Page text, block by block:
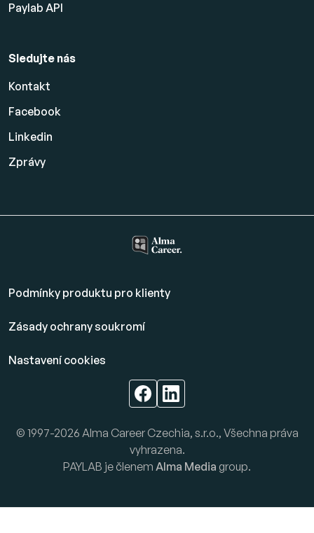
Paylab API
Sledujte nás
Kontakt
Facebook
Linkedin
Zprávy
Podmínky produktu pro klienty
Zásady ochrany soukromí
Nastavení cookies
© 1997-2026 Alma Career Czechia, s.r.o., Všechna práva
vyhrazena.
PAYLAB je členem Alma Media group.